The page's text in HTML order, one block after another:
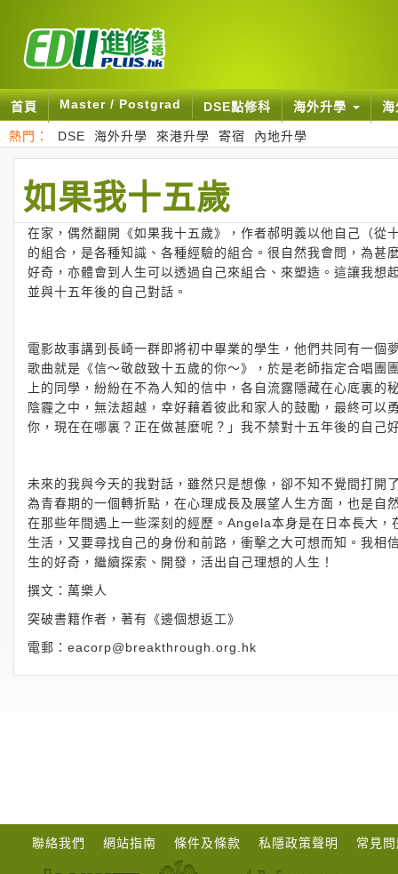
首頁 Master / Postgrad DSE點修科 海外升學
熱門： DSE 海外升學 來港升學 寄宿 內地升學
如果我十五歲
在家，偶然翻開《如果我十五歲》，作者郝明義以他自己（
的組合，是各種知識、各種經驗的組合。很自然我會問，為
好奇，亦體會到人生可以透過自己來組合、來塑造。這讓我
並與十五年後的自己對話。
電影故事講到長崎一群即將初中畢業的學生，他們共同有一
歌曲就是《信～敬啟致十五歲的你～》，於是老師指定合唱
上的同學，紛紛在不為人知的信中，各自流露隱藏在心底裏
陰霾之中，無法超越，幸好藉着彼此和家人的鼓勵，最終可
你，現在在哪裏？正在做甚麼呢？」我不禁對十五年後的自己
未來的我與今天的我對話，雖然只是想像，卻不知不覺間打
為青春期的一個轉折點，在心理成長及展望人生方面，也是
在那些年間遇上一些深刻的經歷。Angela本身是在日本長大
生活，又要尋找自己的身份和前路，衝擊之大可想而知。我
生的好奇，繼續探索、開發，活出自己理想的人生！
撰文：萬樂人
突破書籍作者，著有《邊個想返工》
電郵： eacorp@breakthrough.org.hk
聯絡我們 網站指南 條件及條款 私隱政策聲明 常見